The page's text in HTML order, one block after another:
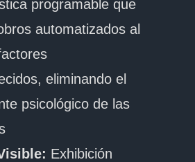
programable que
automatizados al
eliminando el
psicológico de las
Exhibición